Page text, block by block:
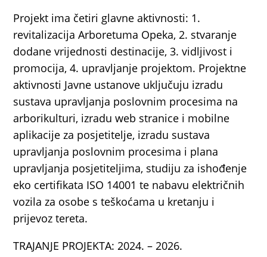
Projekt ima četiri glavne aktivnosti: 1.
revitalizacija Arboretuma Opeka, 2. stvaranje
dodane vrijednosti destinacije, 3. vidljivost i
promocija, 4. upravljanje projektom. Projektne
aktivnosti Javne ustanove uključuju izradu
sustava upravljanja poslovnim procesima na
arborikulturi, izradu web stranice i mobilne
aplikacije za posjetitelje, izradu sustava
upravljanja poslovnim procesima i plana
upravljanja posjetiteljima, studiju za ishođenje
eko certifikata ISO 14001 te nabavu električnih
vozila za osobe s teškoćama u kretanju i
prijevoz tereta.
TRAJANJE PROJEKTA: 2024. – 2026.